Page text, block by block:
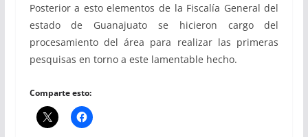
Posterior a esto elementos de la Fiscalía General del
estado de Guanajuato se hicieron cargo del
procesamiento del área para realizar las primeras
pesquisas en torno a este lamentable hecho.
Comparte esto: